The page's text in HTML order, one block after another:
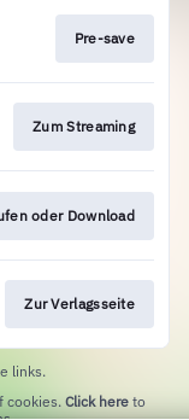
Pre-save
Zum Streaming
oder Download
Zur Verlagsseite
links.
cookies. Click here to